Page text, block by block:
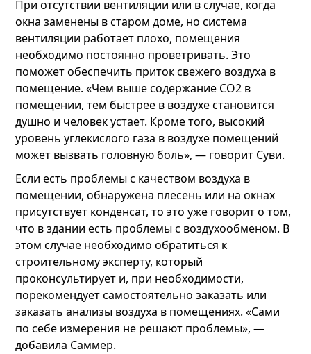
При отсутствии вентиляции или в случае, когда
окна заменены в старом доме, но система
вентиляции работает плохо, помещения
необходимо постоянно проветривать. Это
поможет обеспечить приток свежего воздуха в
помещение. «Чем выше содержание CO2 в
помещении, тем быстрее в воздухе становится
душно и человек устает. Кроме того, высокий
уровень углекислого газа в воздухе помещений
может вызвать головную боль», — говорит Суви.
Если есть проблемы с качеством воздуха в
помещении, обнаружена плесень или на окнах
присутствует конденсат, то это уже говорит о том,
что в здании есть проблемы с воздухообменом. В
этом случае необходимо обратиться к
строительному эксперту, который
проконсультирует и, при необходимости,
порекомендует самостоятельно заказать или
заказать анализы воздуха в помещениях. «Сами
по себе измерения не решают проблемы», —
добавила Саммер.